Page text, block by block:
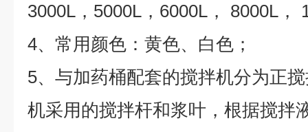
3000L，5000L，6000L， 8000L，
4、常用颜色：黄色、白色；
5、与加药桶配套的搅拌机分为正
机采用的搅拌杆和浆叶，根据搅拌